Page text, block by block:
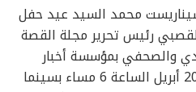
محمد السيد عيد حفل
رئيس تحرير مجلة القصة
والصحفي بمؤسسة أخبار
اليوم، و ذلك السبت القادم 20 أبريل الساعة 6 مساء بسينما